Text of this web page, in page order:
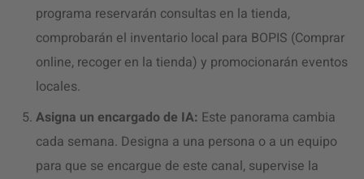
programa reservarán consultas en la tienda,
comprobarán el inventario local para BOPIS (Comprar
online, recoger en la tienda) y promocionarán eventos
locales.
Asigna un encargado de IA: Este panorama cambia
cada semana. Designa a una persona o a un equipo
para que se encargue de este canal, supervise la